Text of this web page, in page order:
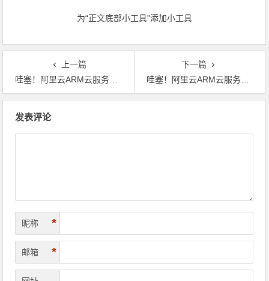
为“正文底部小工具”添加小工具
上一篇
哇塞！阿里云ARM云服务器大揭秘：架构超酷亮点、适配场景全知道，还有2026最新优惠哟
下一篇
哇塞！阿里云ARM云服务器大揭秘：架构超酷亮点、适配场景全知道，还有2026最新优惠哟
发表评论
昵称 *
邮箱 *